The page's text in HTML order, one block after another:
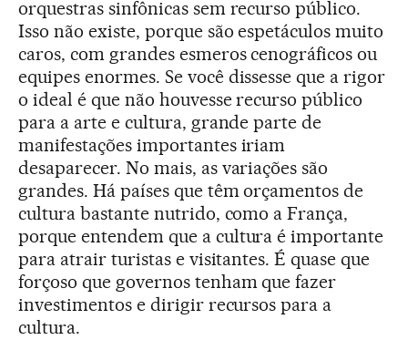
orquestras sinfônicas sem recurso público.
Isso não existe, porque são espetáculos muito
caros, com grandes esmeros cenográficos ou
equipes enormes. Se você dissesse que a rigor
o ideal é que não houvesse recurso público
para a arte e cultura, grande parte de
manifestações importantes iriam
desaparecer. No mais, as variações são
grandes. Há países que têm orçamentos de
cultura bastante nutrido, como a França,
porque entendem que a cultura é importante
para atrair turistas e visitantes. É quase que
forçoso que governos tenham que fazer
investimentos e dirigir recursos para a
cultura.